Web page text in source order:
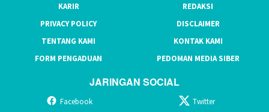
KARIR
REDAKSI
PRIVACY POLICY
DISCLAIMER
TENTANG KAMI
KONTAK KAMI
FORM PENGADUAN
PEDOMAN MEDIA SIBER
JARINGAN SOCIAL
Facebook
Twitter